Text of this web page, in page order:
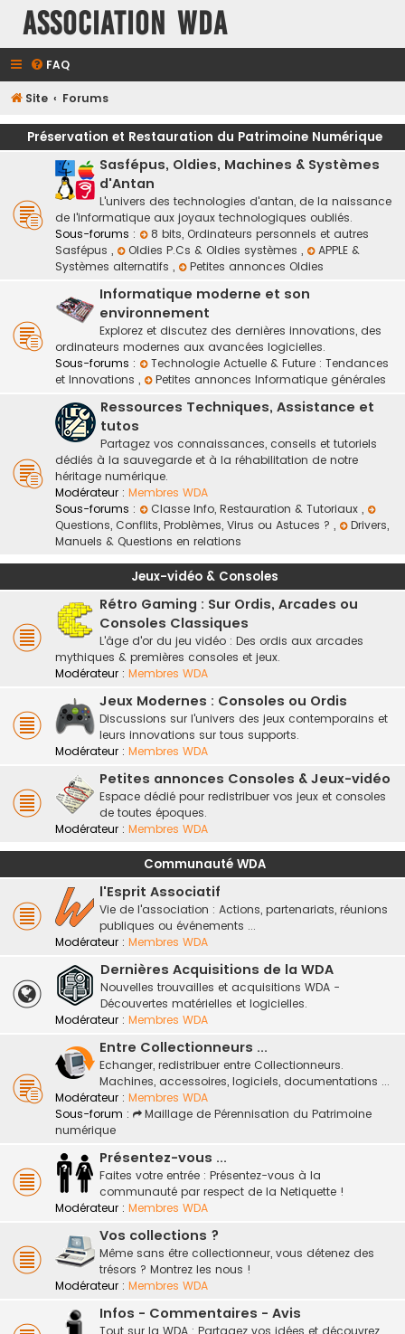
Association WDA
FAQ
Site Forums
Préservation et Restauration du Patrimoine Numérique
Sasfépus, Oldies, Machines & Systèmes
d'Antan
L'univers des technologies d'antan, de la naissance
de l'informatique aux joyaux technologiques oubliés.
Sous-forums :
8 bits, Ordinateurs personnels et autres
Sasfépus , Oldies P.Cs & Oldies systèmes ,
APPLE &
Systèmes alternatifs , Petites annonces Oldies
Informatique moderne et son
environnement
Explorez et discutez des dernières innovations, des
ordinateurs modernes aux avancées logicielles.
Sous-forums :
Technologie Actuelle & Future : Tendances
et Innovations , Petites annonces Informatique générales
Ressources Techniques, Assistance et
tutos
Partagez vos connaissances, conseils et tutoriels
dédiés à la sauvegarde et à la réhabilitation de notre
héritage numérique.
Modérateur : Membres WDA
Sous-forums :
Classe Info, Restauration & Tutoriaux ,
Questions, Conflits, Problèmes, Virus ou Astuces ? ,
Drivers,
Manuels & Questions en relations
Jeux-vidéo & Consoles
Rétro Gaming : Sur Ordis, Arcades ou
Consoles Classiques
L'âge d'or du jeu vidéo : Des ordis aux arcades
mythiques & premières consoles et jeux.
Modérateur : Membres WDA
Jeux Modernes : Consoles ou Ordis
Discussions sur l'univers des jeux contemporains et
leurs innovations sur tous supports.
Modérateur : Membres WDA
Petites annonces Consoles & Jeux-vidéo
Espace dédié pour redistribuer vos jeux et consoles
de toutes époques.
Modérateur : Membres WDA
Communauté WDA
l'Esprit Associatif
Vie de l'association : Actions, partenariats, réunions
publiques ou événements ...
Modérateur : Membres WDA
Dernières Acquisitions de la WDA
Nouvelles trouvailles et acquisitions WDA -
Découvertes matérielles et logicielles.
Modérateur : Membres WDA
Entre Collectionneurs ...
Echanger, redistribuer entre Collectionneurs.
Machines, accessoires, logiciels, documentations ...
Modérateur : Membres WDA
Sous-forum :
Maillage de Pérennisation du Patrimoine
numérique
Présentez-vous ...
Faites votre entrée : Présentez-vous à la
communauté par respect de la Netiquette !
Modérateur : Membres WDA
Vos collections ?
Même sans être collectionneur, vous détenez des
trésors ? Montrez les nous !
Modérateur : Membres WDA
Infos - Commentaires - Avis
Tout sur la WDA : Partagez vos idées et découvrez